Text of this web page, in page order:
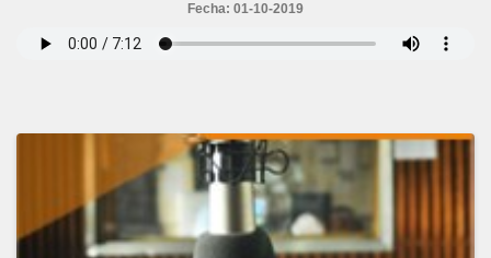
Fecha: 01-10-2019